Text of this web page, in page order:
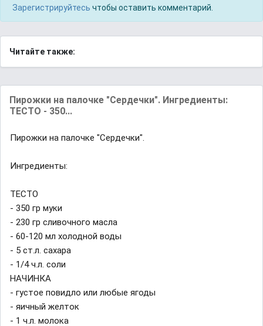
Зарегистрируйтесь чтобы оставить комментарий.
Читайте также:
Пирожки на палочке "Сердечки". Ингредиенты:
ТЕСТО - 350...
Пирожки на палочке "Сердечки".
Ингредиенты:
ТЕСТО
- 350 гр муки
- 230 гр сливочного масла
- 60-120 мл холодной воды
- 5 ст.л. сахара
- 1/4 ч.л. соли
НАЧИНКА
- густое повидло или любые ягоды
- яичный желток
- 1 ч.л. молока